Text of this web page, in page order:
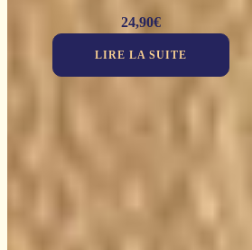
24,90€
LIRE LA SUITE